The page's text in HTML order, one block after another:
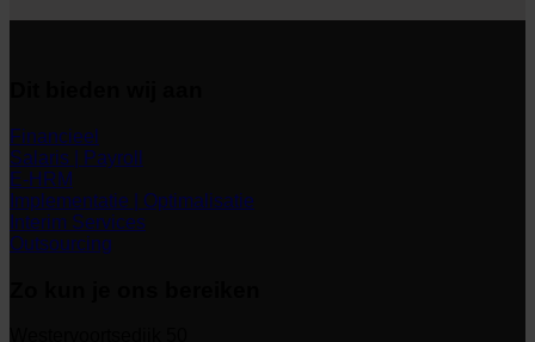
Financieel
Salaris | Payroll
E-HRM
Implementatie | Optimalisatie
Interim Services
Outsourcing